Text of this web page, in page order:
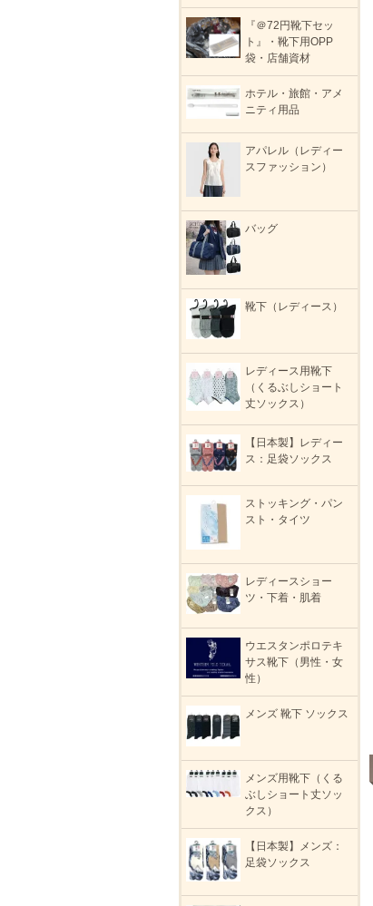
『＠72円靴下セッ
ト』・靴下用OPP
袋・店舗資材
ホテル・旅館・アメ
ニティ用品
アパレル（レディー
スファッション）
バッグ
靴下（レディース）
レディース用靴下
（くるぶしショート
丈ソックス）
【日本製】レディー
ス：足袋ソックス
ストッキング・パン
スト・タイツ
レディースショー
ツ・下着・肌着
ウエスタンポロテキ
サス靴下（男性・女
性）
メンズ 靴下 ソックス
メンズ用靴下（くる
ぶしショート丈ソッ
クス）
【日本製】メンズ：
足袋ソックス